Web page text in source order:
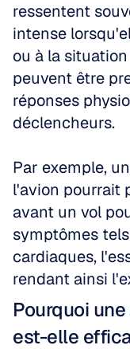
ressentent
intense
ou à la
peuvent être
réponses
déclencheurs.
Par exemple,
l'avion pourrait
avant un vol
symptômes
cardiaques,
rendant ainsi
Pourquoi
est-elle